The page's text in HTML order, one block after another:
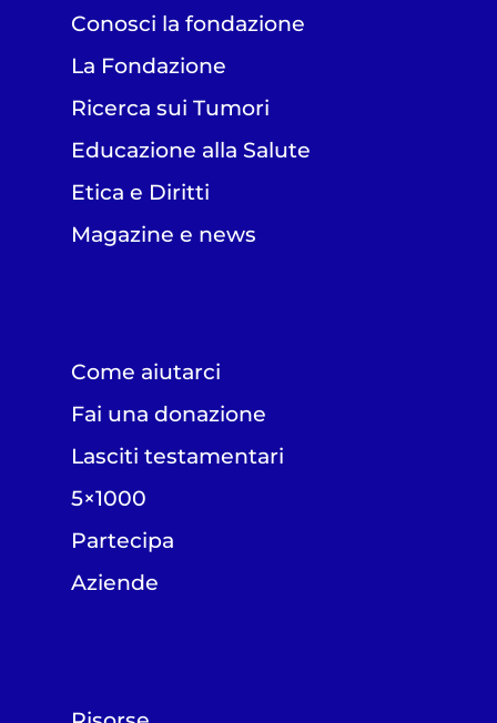
Conosci la fondazione
La Fondazione
Ricerca sui Tumori
Educazione alla Salute
Etica e Diritti
Magazine e news
Come aiutarci
Fai una donazione
Lasciti testamentari
5×1000
Partecipa
Aziende